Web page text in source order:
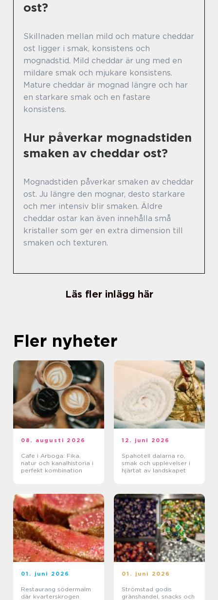
ost?
Skillnaden mellan mild och mature cheddar
ost ligger i smak, konsistens och
mognadstid. Mild cheddar är ung med en
mildare smak och mjukare konsistens.
Mature cheddar är mognad längre och har
en starkare smak och en fastare
konsistens.
Hur påverkar mognadstiden
smaken av cheddar ost?
Mognadstiden påverkar smaken av cheddar
ost. Ju längre den mognar, desto starkare
och mer intensiv blir smaken. Äldre
cheddar ostar kan även innehålla små
kristaller som ger en extra dimension till
smaken och texturen.
Läs fler inlägg här
Fler nyheter
08. augusti 2026
Cafe i Arboga: Fika,
natur och kanalhistoria i
perfekt kombination
12. juni 2026
Spahotell dalarna ro,
smak och upplevelser i
hjärtat av landskapet
01. juni 2026
Restaurang södermalm
där kvarterskrogen
01. juni 2026
Strömstad godis
gränshandel, snacks och